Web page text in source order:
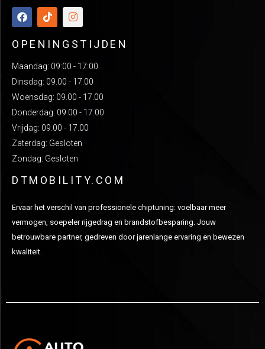
OPENINGSTIJDEN
Maandag: 09:00 - 17:00
Dinsdag: 09.00 - 17.00
Woensdag: 09.00 - 17.00
Donderdag: 09.00 - 17.00
Vrijdag: 09.00 - 17.00
Zaterdag: Gesloten
Zondag: Gesloten
DTMOBILITY.COM
Ervaar het verschil van professionele chiptuning: voelbaar meer
vermogen, soepeler rijgedrag en brandstofbesparing. Jouw
betrouwbare partner, gedreven door jarenlange ervaring en bewezen
kwaliteit.